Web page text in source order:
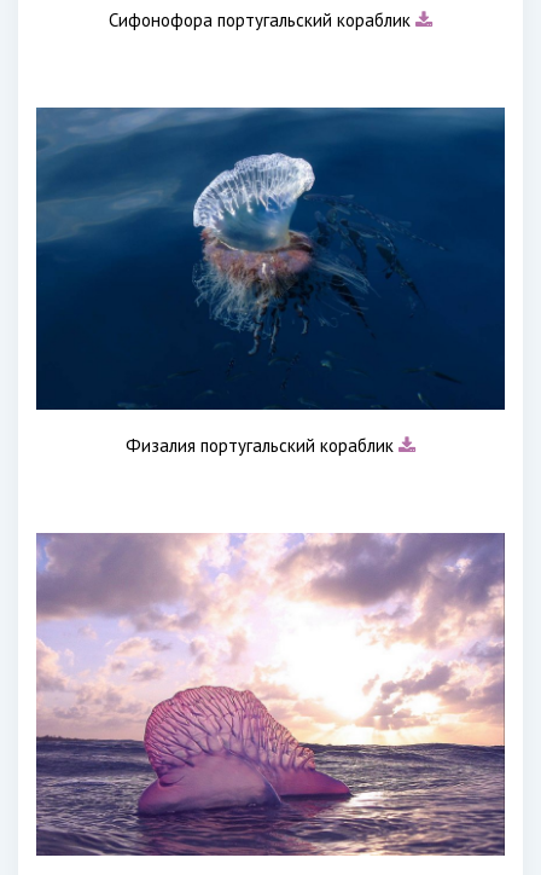
Сифонофора португальский кораблик
Физалия португальский кораблик